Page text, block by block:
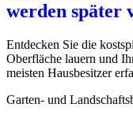
werden später
Entdecken Sie die
Oberfläche lauern und
meisten Hausbesitzer
Garten- und